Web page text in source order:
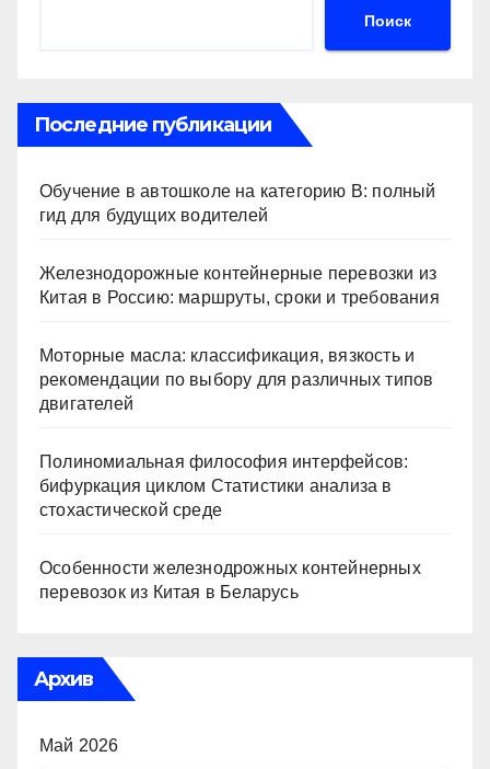
ki
ть
Поиск
Последние публикации
Обучение в автошколе на категорию В: полный
гид для будущих водителей
Железнодорожные контейнерные перевозки из
Китая в Россию: маршруты, сроки и требования
Моторные масла: классификация, вязкость и
рекомендации по выбору для различных типов
двигателей
Полиномиальная философия интерфейсов:
бифуркация циклом Статистики анализа в
стохастической среде
Особенности железнодрожных контейнерных
перевозок из Китая в Беларусь
Архив
Май 2026